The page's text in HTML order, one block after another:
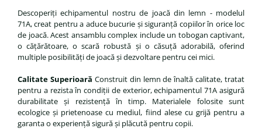
Descoperiți echipamentul nostru de joacă din lemn - modelul
71A, creat pentru a aduce bucurie și siguranță copiilor în orice loc
de joacă. Acest ansamblu complex include un tobogan captivant,
o cățărătoare, o scară robustă și o căsuță adorabilă, oferind
multiple posibilități de joacă și dezvoltare pentru cei mici.
Calitate Superioară Construit din lemn de înaltă calitate, tratat
pentru a rezista în condiții de exterior, echipamentul 71A asigură
durabilitate și rezistență în timp. Materialele folosite sunt
ecologice și prietenoase cu mediul, fiind alese cu grijă pentru a
garanta o experiență sigură și plăcută pentru copii.